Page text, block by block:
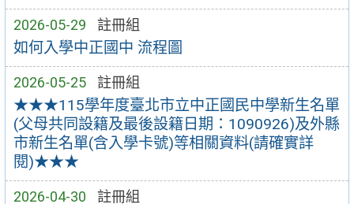
2026-05-29 註冊組
如何入學中正國中 流程圖
2026-05-25 註冊組
★★★115學年度臺北市立中正國民中學新生名單
(父母共同設籍及最後設籍日期：1090926)及外縣
市新生名單(含入學卡號)等相關資料(請確實詳
閱)★★★
2026-04-30 註冊組